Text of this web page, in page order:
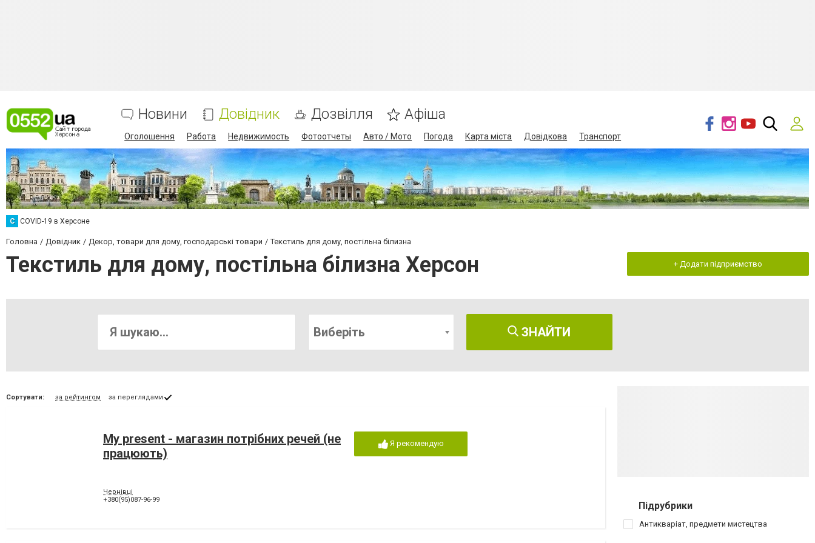
Новини Довідник Дозвілля Афіша
Оголошення Работа Недвижимость Фотоотчеты Авто / Мото Погода Карта міста Довідкова Транспорт
C COVID-19 в Херсоне
Головна Довідник Декор, товари для дому, господарські товари Текстиль для дому, постільна білизна
Текстиль для дому, постільна білизна Херсон + Додати підприємство
Виберіть ЗНАЙТИ
Сортувати: за рейтингом за переглядами
My present - магазин потрібних речей (не
працюють)
Чернівці
+380(95)087-96-99
Я рекомендую
Підрубрики
Антикваріат, предмети мистецтва